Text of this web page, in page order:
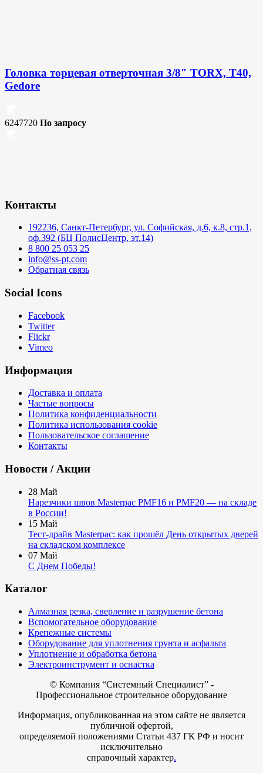
Головка торцевая отверточная 3/8″ TORX, T40,
Gedore
6247720 По запросу
Контакты
192236, Санкт-Петербург, ул. Софийская, д.6, к.8, стр.1,
оф.392 (БЦ ПолисЦентр, эт.14)
8 800 25 053 25
info@ss-pt.com
Обратная связь
Social Icons
Facebook
Twitter
Flickr
Vimeo
Информация
Доставка и оплата
Частые вопросы
Политика конфиденциальности
Политика использования cookie
Пользовательское соглашение
Контакты
Новости / Акции
28 Май
Нарезчики швов Masterpac PMF16 и PMF20 — на складе
в России!
15 Май
Тест-драйв Masterpac: как прошёл День открытых дверей
на складском комплексе
07 Май
С Днем Победы!
Каталог
Алмазная резка, сверление и разрушение бетона
Вспомогательное оборудование
Крепежные системы
Оборудование для уплотнения грунта и асфальта
Уплотнение и обработка бетона
Электроинструмент и оснастка
© Компания “Системный Специалист” -
Профессиональное строительное оборудование
Информация, опубликованная на этом сайте не является
публичной офертой,
определяемой положениями Статьи 437 ГК РФ и носит
исключительно
справочный характер.